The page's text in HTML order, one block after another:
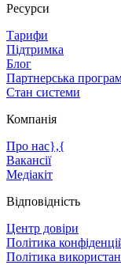
Ресурси
Тарифи
Підтримка
Блог
Партнерська
Стан системи
Компанія
Про нас},{
Вакансії
Медіакіт
Відповідність
Центр довіри
Політика
Політика